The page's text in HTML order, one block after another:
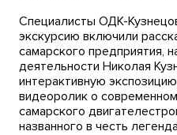
Специалисты ОДК-
экскурсию включили
самарского предприятия,
деятельности Николая
интерактивную
видеоролик о
самарского
названного в честь